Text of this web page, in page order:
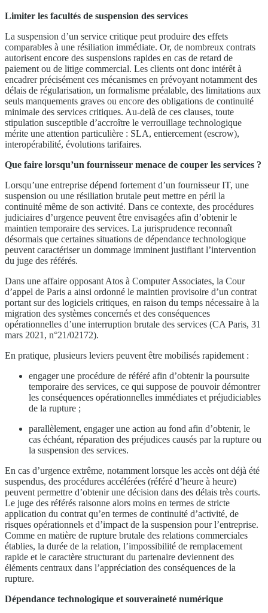
Limiter les facultés de suspension des services
La suspension d’un service critique peut produire des effets
comparables à une résiliation immédiate. Or, de nombreux contrats
autorisent encore des suspensions rapides en cas de retard de
paiement ou de litige commercial. Les clients ont donc intérêt à
encadrer précisément ces mécanismes en prévoyant notamment des
délais de régularisation, un formalisme préalable, des limitations aux
seuls manquements graves ou encore des obligations de continuité
minimale des services critiques. Au-delà de ces clauses, toute
stipulation susceptible d’accroître le verrouillage technologique
mérite une attention particulière : SLA, entiercement (escrow),
interopérabilité, évolutions tarifaires.
Que faire lorsqu’un fournisseur menace de couper les services ?
Lorsqu’une entreprise dépend fortement d’un fournisseur IT, une
suspension ou une résiliation brutale peut mettre en péril la
continuité même de son activité. Dans ce contexte, des procédures
judiciaires d’urgence peuvent être envisagées afin d’obtenir le
maintien temporaire des services. La jurisprudence reconnaît
désormais que certaines situations de dépendance technologique
peuvent caractériser un dommage imminent justifiant l’intervention
du juge des référés.
Dans une affaire opposant Atos à Computer Associates, la Cour
d’appel de Paris a ainsi ordonné le maintien provisoire d’un contrat
portant sur des logiciels critiques, en raison du temps nécessaire à la
migration des systèmes concernés et des conséquences
opérationnelles d’une interruption brutale des services (CA Paris, 31
mars 2021, n°21/02172).
En pratique, plusieurs leviers peuvent être mobilisés rapidement :
engager une procédure de référé afin d’obtenir la poursuite
temporaire des services, ce qui suppose de pouvoir démontrer
les conséquences opérationnelles immédiates et préjudiciables
de la rupture ;
parallèlement, engager une action au fond afin d’obtenir, le
cas échéant, réparation des préjudices causés par la rupture ou
la suspension des services.
En cas d’urgence extrême, notamment lorsque les accès ont déjà été
suspendus, des procédures accélérées (référé d’heure à heure)
peuvent permettre d’obtenir une décision dans des délais très courts.
Le juge des référés raisonne alors moins en termes de stricte
application du contrat qu’en termes de continuité d’activité, de
risques opérationnels et d’impact de la suspension pour l’entreprise.
Comme en matière de rupture brutale des relations commerciales
établies, la durée de la relation, l’impossibilité de remplacement
rapide et le caractère structurant du partenaire deviennent des
éléments centraux dans l’appréciation des conséquences de la
rupture.
Dépendance technologique et souveraineté numérique